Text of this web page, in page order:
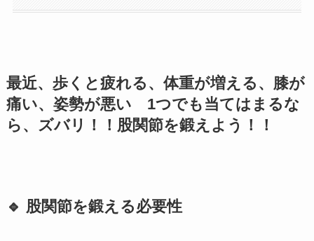
最近、歩くと疲れる、体重が増える、膝が
痛い、姿勢が悪い 1つでも当てはまるな
ら、ズバリ！！股関節を鍛えよう！！
🔹 股関節を鍛える必要性